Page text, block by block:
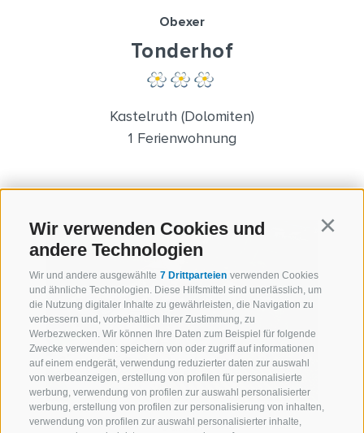
Wir verwenden Cookies und
andere Technologien
Wir und andere ausgewählte 7 Drittparteien verwenden Cookies
und ähnliche Technologien. Diese Hilfsmittel sind unerlässlich, um
die Nutzung digitaler Inhalte zu gewährleisten, die Navigation zu
verbessern und, vorbehaltlich Ihrer Zustimmung, zu
Werbezwecken. Wir können Ihre Daten zum Beispiel für folgende
Zwecke verwenden: speichern von oder zugriff auf informationen
auf einem endgerät, verwendung reduzierter daten zur auswahl
von werbeanzeigen, erstellung von profilen für personalisierte
werbung, verwendung von profilen zur auswahl personalisierter
werbung, erstellung von profilen zur personalisierung von inhalten,
verwendung von profilen zur auswahl personalisierter inhalte,
Obexer
Tonderhof
Kastelruth (Dolomiten)
1 Ferienwohnung
Garber